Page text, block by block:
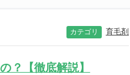
カテゴリ 育毛剤
？【徹底解説】